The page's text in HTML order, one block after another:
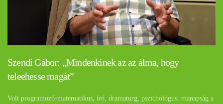
Szendi Gábor: „Mindenkinek az az álma, hogy
teleehesse magát”
Volt programozó-matematikus, író, dramaturg, pszichológus, manapság a